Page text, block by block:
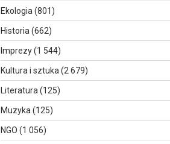
Ekologia (801)
Historia (662)
Imprezy(1 544)
Kultura i sztuka (2 679)
Literatura (125)
Muzyka (125)
NGO (1 056)